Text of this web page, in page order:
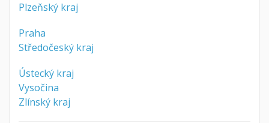
Plzeňský kraj
Praha
Středočeský kraj
Ústecký kraj
Vysočina
Zlínský kraj